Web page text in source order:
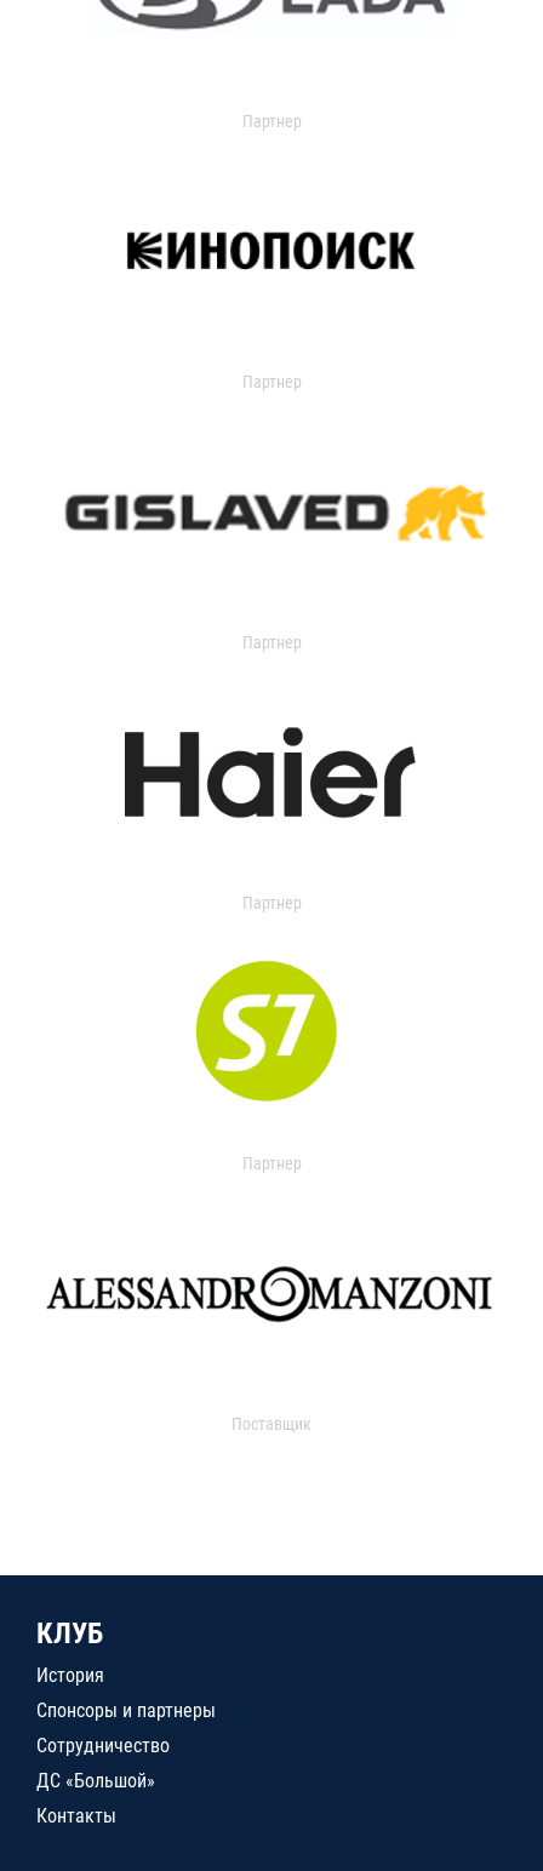
Партнер
Партнер
Партнер
Партнер
Партнер
Поставщик
КЛУБ
История
Спонсоры и партнеры
Сотрудничество
ДС «Большой»
Контакты